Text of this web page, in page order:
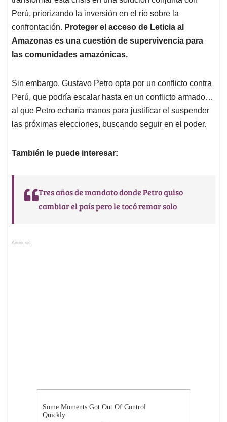
Perú, priorizando la inversión en el río sobre la
confrontación. Proteger el acceso de Leticia al
Amazonas es una cuestión de supervivencia para
las comunidades amazónicas.
Sin embargo, Gustavo Petro opta por un conflicto contra
Perú, que podría escalar hasta en un conflicto armado…
al que Petro echaría manos para justificar el suspender
las próximas elecciones, buscando seguir en el poder.
También le puede interesar:
Tres años de mandato donde Petro quiso
cambiar el país pero le tocó remar solo
Anuncios.